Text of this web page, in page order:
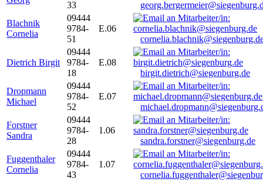
33
Blachnik
Cornelia
09444
9784-
51
E.06
Dietrich Birgit
09444
9784-
18
E.08
birgit.dietrich@siegenburg.de
Dropmann
Michael
09444
9784-
52
E.07
Forstner
Sandra
09444
9784-
28
1.06
sandra.forstner@siegenburg.de
Fuggenthaler
Cornelia
09444
9784-
43
1.07